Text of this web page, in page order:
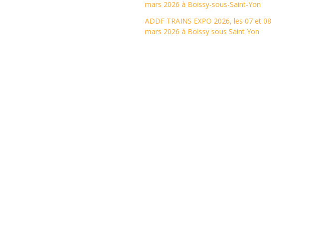
mars 2026 à Boissy-sous-Saint-Yon
ADDF TRAINS EXPO 2026, les 07 et 08
mars 2026 à Boissy sous Saint Yon